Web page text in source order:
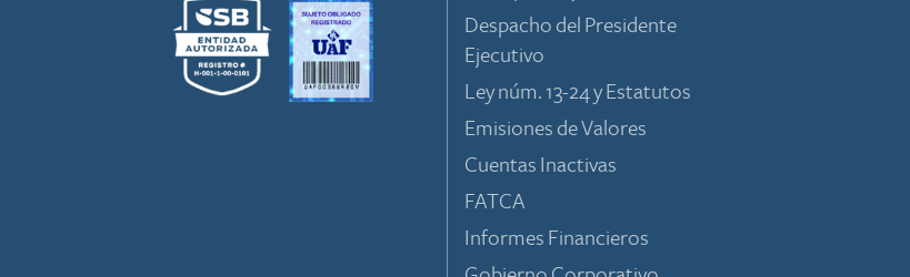
Despacho del Presidente
Ejecutivo
Ley núm. 13-24 y Estatutos
Emisiones de Valores
Cuentas Inactivas
FATCA
Informes Financieros